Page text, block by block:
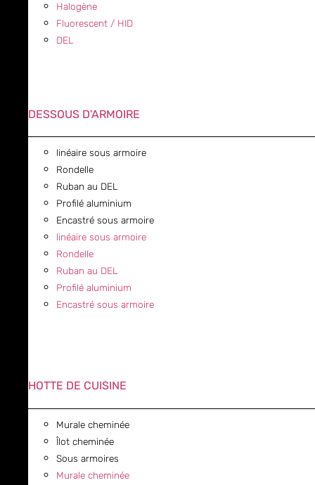
Halogène
Fluorescent / HID
DEL
DESSOUS D'ARMOIRE
linéaire sous armoire
Rondelle
Ruban au DEL
Profilé aluminium
Encastré sous armoire
linéaire sous armoire
Rondelle
Ruban au DEL
Profilé aluminium
Encastré sous armoire
HOTTE DE CUISINE
Murale cheminée
Îlot cheminée
Sous armoires
Murale cheminée